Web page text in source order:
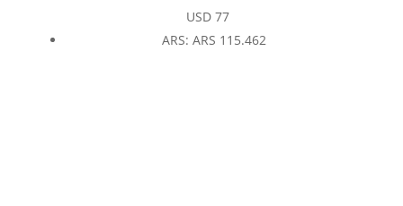
USD77
ARS: ARS 115.462